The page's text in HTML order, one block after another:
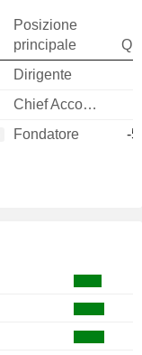
Posizione
principale
Dirigente
Chief Accounting Officer
Fondatore -